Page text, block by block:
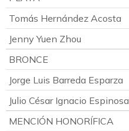
Tomás Hernández Acosta
Jenny Yuen Zhou
BRONCE
Jorge Luis Barreda Esparza
Julio César Ignacio Espinosa
MENCIÓN HONORÍFICA